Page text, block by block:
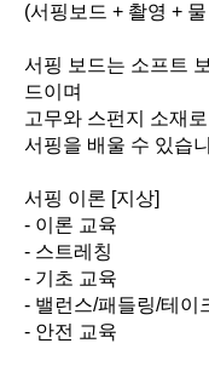
(서핑보드 + 촬영 +
서핑 보드는 소프트
드이며
고무와 스펀지 소재
서핑을 배울 수 있습
서핑 이론 [지상]
- 이론 교육
- 스트레칭
- 기초 교육
- 밸런스/패들링/테이
- 안전 교육